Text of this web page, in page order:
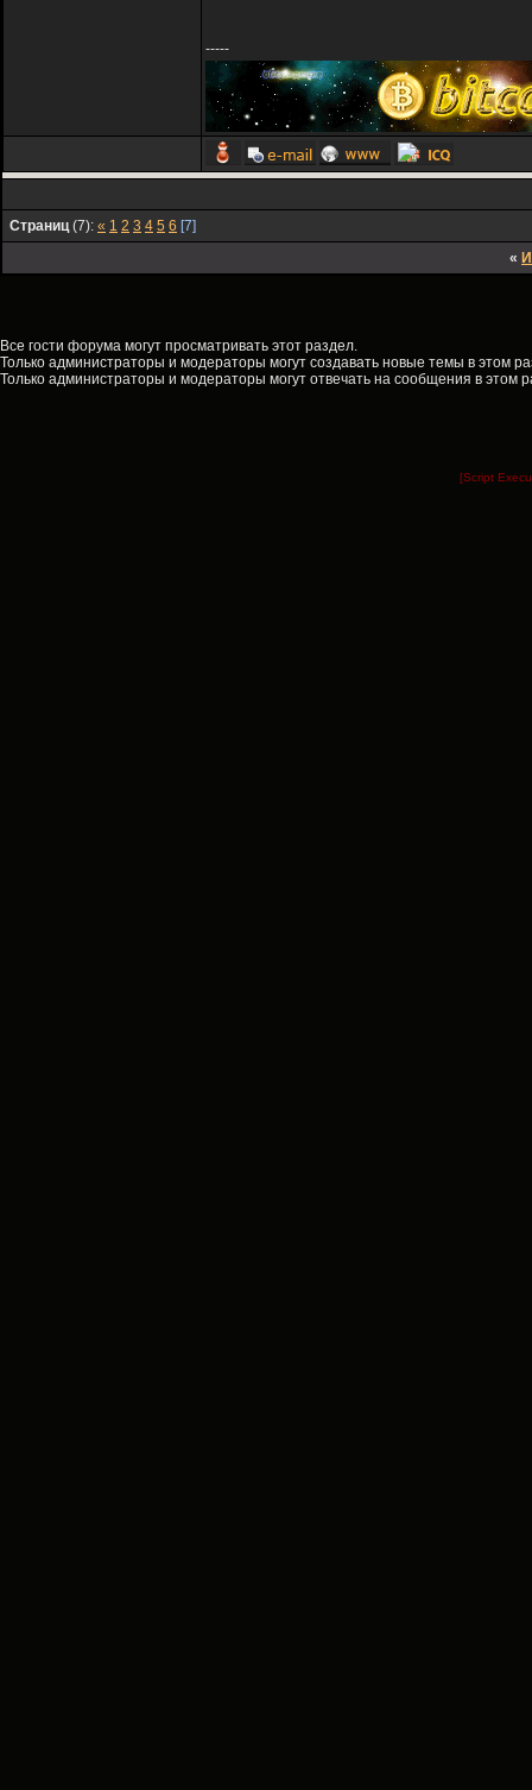
-----
Страниц(7): « 1 2 3 4 5 6 [7]
«
Все гости форума могут просматривать этот раздел.
Только администраторы и модераторы могут создавать новые темы в этом
Только администраторы и модераторы могут отвечать на сообщения в этом
[Script